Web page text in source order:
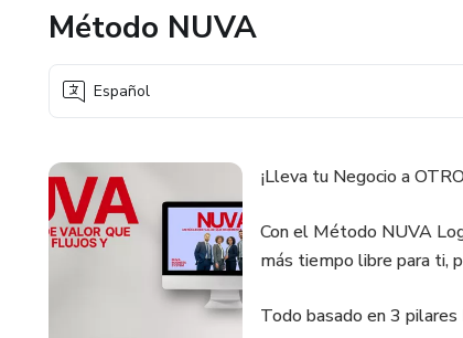
Método NUVA
Español
¡Lleva tu Negocio a
Con el Método NUVA
más tiempo libre para ti,
Todo basado en 3